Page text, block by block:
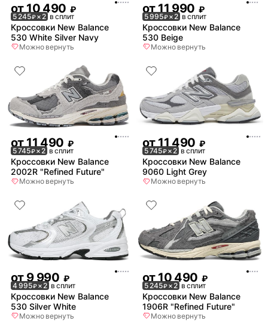
от 10 490 ₽
5 245₽× 2 в сплит
Кроссовки New Balance
530 White Silver Navy
Можно вернуть
от 11 990 ₽
5 995₽× 2 в сплит
Кроссовки New Balance
530 Beige
Можно вернуть
от11 490 ₽
5 745₽× 2 в сплит
Кроссовки New Balance
2002R "Refined Future"
Можно вернуть
от11 490 ₽
5 745₽× 2 в сплит
Кроссовки New Balance
9060 Light Grey
Можно вернуть
от9 990 ₽
4 995₽× 2 в сплит
Кроссовки New Balance
530 Silver White
Можно вернуть
от10 490 ₽
5 245₽× 2 в сплит
Кроссовки New Balance
1906R "Refined Future"
Можно вернуть